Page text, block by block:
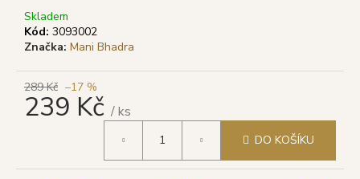
Skladem
Kód: 3093002
Značka: Mani Bhadra
289 Kč –17 %
239 Kč / ks
DO KOŠÍKU
o
č
u
e